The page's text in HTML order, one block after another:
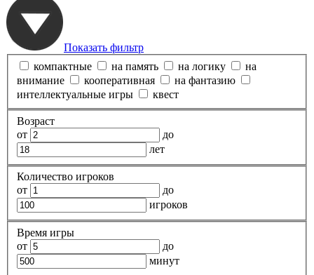
Показать фильтр
компактные
на память на логику
на
внимание
кооперативная
на фантазию
интеллектуальные игры
квест
Возраст
от
до
лет
Количество игроков
от
до
игроков
Время игры
от
до
минут